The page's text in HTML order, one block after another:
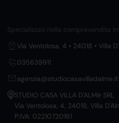
Specializzati nella compravendita
Via Ventolosa, 4 • 24018 • Villa
035639911
agenzia@studiocasavilladalme.it
STUDIO CASA VILLA D'ALMè SRL
Via Ventolosa, 4, 24018, Villa
P.IVA: 02210720161